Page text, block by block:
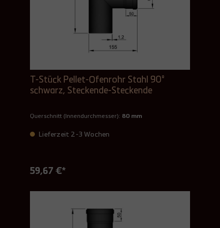
T-Stück Pellet-Ofenrohr Stahl 90°
schwarz, Steckende-Steckende
Querschnitt (Innendurchmesser): 80 mm
Lieferzeit 2-3 Wochen
59,67 €*